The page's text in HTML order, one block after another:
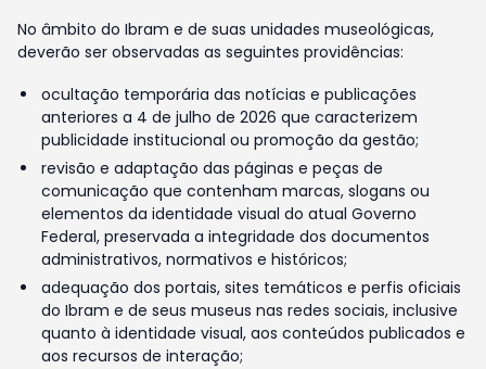
No âmbito do Ibram e de suas unidades museológicas,
deverão ser observadas as seguintes providências:
ocultação temporária das notícias e publicações
anteriores a 4 de julho de 2026 que caracterizem
publicidade institucional ou promoção da gestão;
revisão e adaptação das páginas e peças de
comunicação que contenham marcas, slogans ou
elementos da identidade visual do atual Governo
Federal, preservada a integridade dos documentos
administrativos, normativos e históricos;
adequação dos portais, sites temáticos e perfis oficiais
do Ibram e de seus museus nas redes sociais, inclusive
quanto à identidade visual, aos conteúdos publicados e
aos recursos de interação;